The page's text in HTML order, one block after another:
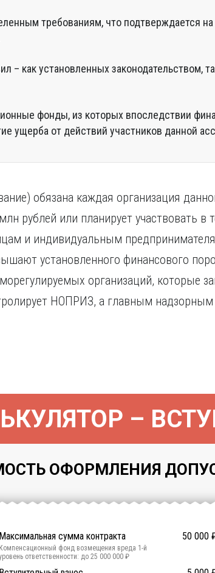
требованиям, что подтверждается на
– как установленных законодательством,
фонды, из которых впоследствии
ущерба от действий участников данной
обязана каждая организация
рублей или планирует участвовать в
и индивидуальным
установленного финансового
организаций, которые
НОПРИЗ, а главным надзорным
–
ОФОРМЛЕНИЯ
Максимальная сумма контракта 50 000
Компенсационный фонд возмещения вреда 1-й
ответственности: до 25 000 000 ₽